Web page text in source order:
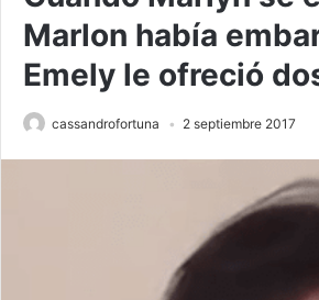
Marlon había
Emely le ofreció
cassandrofortuna 2 septiembre 2017